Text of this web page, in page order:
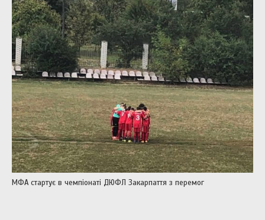
МФА стартує в чемпіонаті ДЮФЛ Закарпаття з перемог